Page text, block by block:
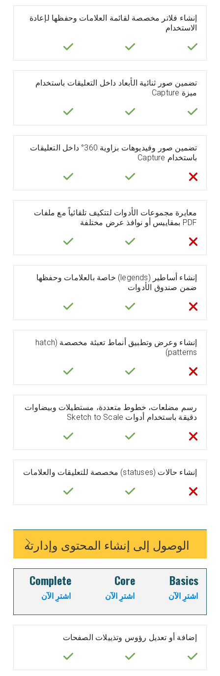
إنشاء فلاتر مخصصة لقائمة العلامات وحفظها لإعادة
الاستخدام
تضمين صور ثنائية الأبعاد داخل التعليقات باستخدام
ميزة Capture
تضمين صور وفيديوهات بزاوية 360° داخل التعليقات
باستخدام Capture
معايرة مجموعات الأدوات لتتكيف تلقائياً مع ملفات
PDF بمقاييس أو نوافذ عرض مختلفة
إنشاء أساطير (legends) خاصة بالعلامات وحفظها
ضمن صندوق الأدوات
إنشاء وعرض وتطبيق أنماط تعبئة مخصصة (hatch
patterns)
رسم مضلعات، خطوط متعددة، مستطيلات وبيضاوات
دقيقة باستخدام أدوات Sketch to Scale
إنشاء حالات (statuses) مخصصة للتعليقات والعلامات
الوصول إلى إنشاء المحتوى وإدارته
Basics
اشترِ الآن
Core
اشترِ الآن
Complete
اشترِ الآن
إضافة أو تعديل رؤوس وتذييلات الصفحات